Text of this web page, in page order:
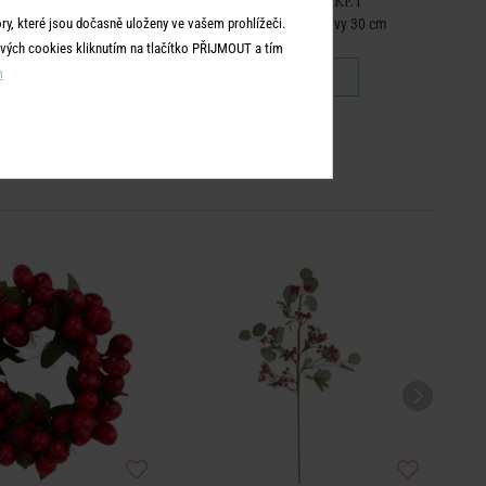
květin 48 cm Svazek pampové trávy 30 cm
které jsou dočasně uloženy ve vašem prohlížeči.
cookies kliknutím na tlačítko PŘIJMOUT a tím